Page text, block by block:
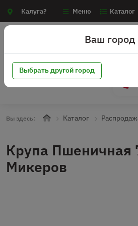
Калуга? Меню Каталог
Вы здесь: Каталог
Крупа Пшеничная
Микеров
Ваш город
Выбрать другой город